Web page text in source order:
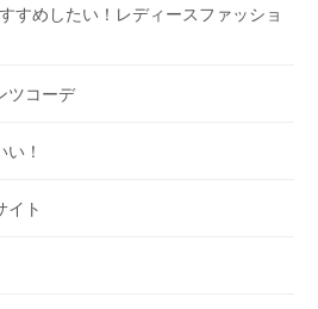
すめしたい！レディースファッショ
ツコーデ
！
イト